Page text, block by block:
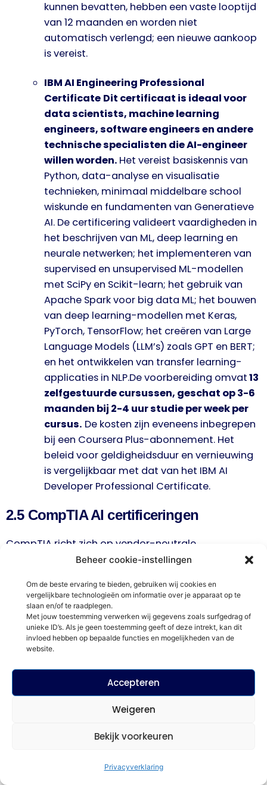
Beheer cookie-instellingen
Om de beste ervaring te bieden, gebruiken wij cookies en
vergelijkbare technologieën om informatie over je apparaat op te
slaan en/of te raadplegen.
Met jouw toestemming verwerken wij gegevens zoals surfgedrag of
unieke ID’s. Als je geen toestemming geeft of deze intrekt, kan dit
invloed hebben op bepaalde functies en mogelijkheden van de
website.
Accepteren
Weigeren
Bekijk voorkeuren
Privacyverklaring
kunnen bevatten, hebben een vaste looptijd
van 12 maanden en worden niet
automatisch verlengd; een nieuwe aankoop
is vereist.
IBM AI Engineering Professional
Certificate Dit certificaat is ideaal voor
data scientists, machine learning
engineers, software engineers en andere
technische specialisten die AI-engineer
willen worden. Het vereist basiskennis van
Python, data-analyse en visualisatie
technieken, minimaal middelbare school
wiskunde en fundamenten van Generatieve
AI. De certificering valideert vaardigheden in
het beschrijven van ML, deep learning en
neurale netwerken; het implementeren van
supervised en unsupervised ML-modellen
met SciPy en Scikit-learn; het gebruik van
Apache Spark voor big data ML; het bouwen
van deep learning-modellen met Keras,
PyTorch, TensorFlow; het creëren van Large
Language Models (LLM’s) zoals GPT en BERT;
en het ontwikkelen van transfer learning-
applicaties in NLP.De voorbereiding omvat13
zelfgestuurde cursussen, geschat op 3-6
maanden bij 2-4 uur studie per week per
cursus. De kosten zijn eveneens inbegrepen
bij een Coursera Plus-abonnement. Het
beleid voor geldigheidsduur en vernieuwing
is vergelijkbaar met dat van het IBM AI
Developer Professional Certificate.
2.5 CompTIA AI certificeringen
CompTIA richt zich op vendor-neutrale
certificeringen die een brede basis leggen in IT-
CompTIA AI EssentialsDeze certificering
is bedoeld voor technologiearbeiders,
anderen die hun AI-kennis en -
vaardigheden willen ontwikkelen.De
certificering is gericht op teams en
moeten begrijpen om AI-oplossingen
in een bedrijfsomgeving. Het biedt